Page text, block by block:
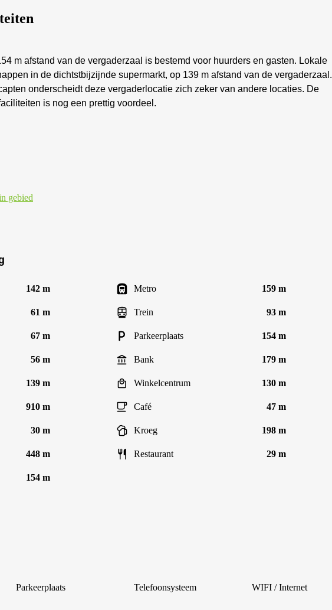
m afstand van de vergaderzaal is bestemd voor huurders en gasten. Lokale
in de dichtstbijzijnde supermarkt, op 139 m afstand van de vergaderzaal.
onderscheidt deze vergaderlocatie zich zeker van andere locaties. De
is nog een prettig voordeel.
gebied
142 m Metro 159 m
61 m Trein 93 m
67 m Parkeerplaats 154 m
56 m Bank 179 m
139 m Winkelcentrum 130 m
910 m Café 47 m
30 m Kroeg 198 m
448 m Restaurant 29 m
154 m
Parkeerplaats Telefoonsysteem WIFI / Internet